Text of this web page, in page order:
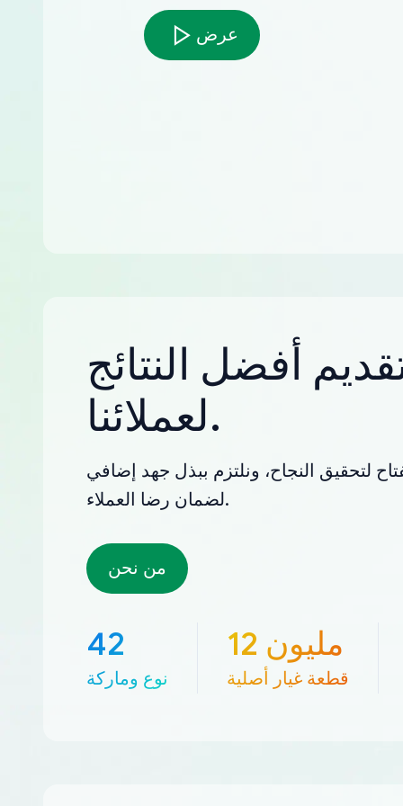
عرض
أفضل النتائج
لعملائنا.
لتحقيق النجاح، ونلتزم ببذل جهد إضافي
لضمان رضا العملاء.
من نحن
42
نوع وماركة
12 مليون
قطعة غيار أصلية